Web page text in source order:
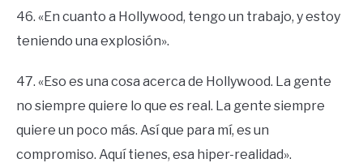
46. «En cuanto a Hollywood, tengo un trabajo, y estoy
teniendo una explosión».
47. «Eso es una cosa acerca de Hollywood. La gente
no siempre quiere lo que es real. La gente siempre
quiere un poco más. Así que para mí, es un
compromiso. Aquí tienes, esa hiper-realidad».